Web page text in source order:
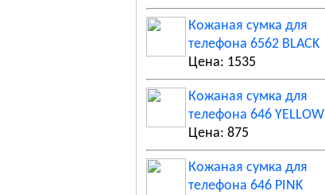
Кожаная сумка для
телефона 6562 BLACK
Цена: 1535
Кожаная сумка для
телефона 646 YELLOW
Цена: 875
Кожаная сумка для
телефона 646 PINK